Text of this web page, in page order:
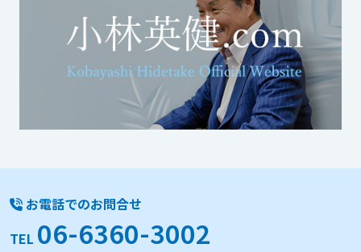
お電話でのお問合せ
TEL 06-6360-3002